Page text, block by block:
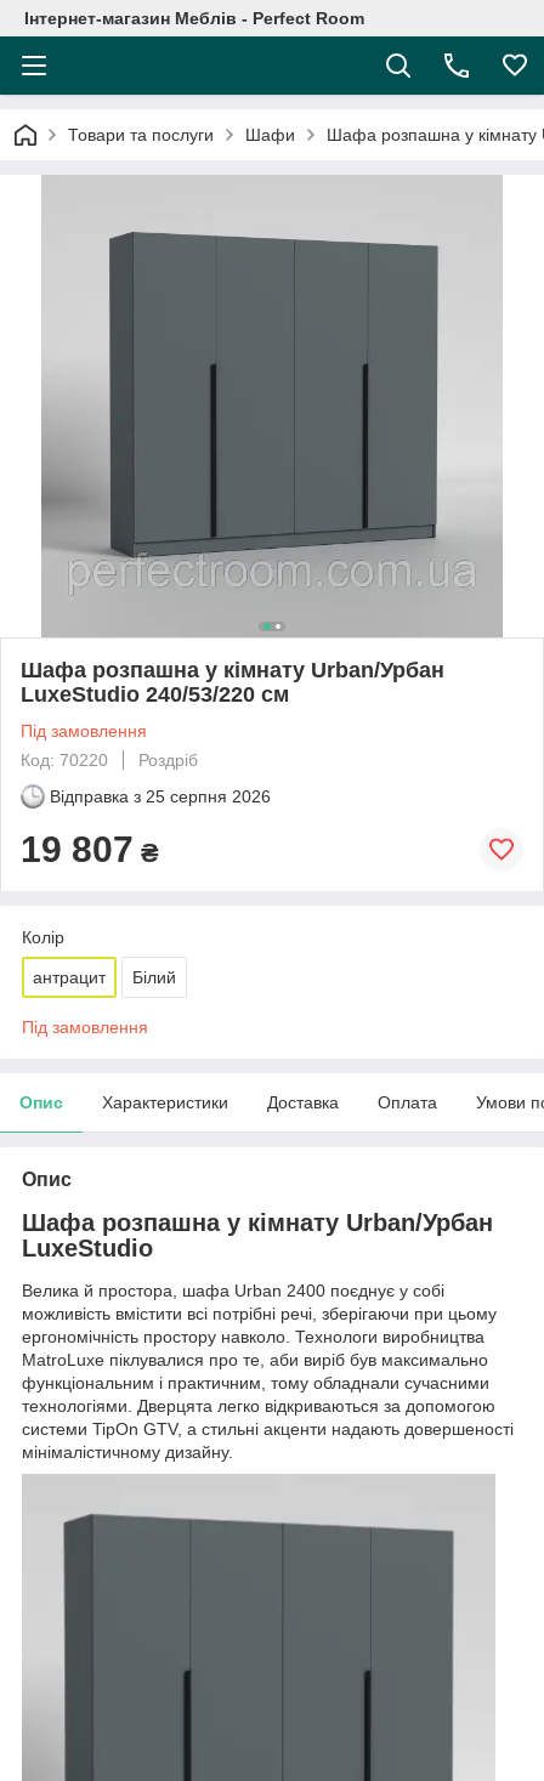
Інтернет-магазин Меблів - Perfect Room
Товари та послуги Шафи Шафа розпашна у
Шафа розпашна у кімнату Urban/Урбан
LuxeStudio 240/53/220 см
Під замовлення
Код: 70220
Роздріб
Відправка з 25 серпня 2026
19 807 ₴
Колір
антрацит Білий
Під замовлення
Опис Характеристики Доставка Оплата Умови
Опис
Шафа розпашна у кімнату Urban/Урбан
LuxeStudio
Велика й простора, шафа Urban 2400 поєднує у собі
можливість вмістити всі потрібні речі, зберігаючи при цьому
ергономічність простору навколо. Технологи виробництва
MatroLuxe піклувалися про те, аби виріб був максимально
функціональним і практичним, тому обладнали сучасними
технологіями. Дверцята легко відкриваються за допомогою
системи TipOn GTV, а стильні акценти надають довершеності
мінімалістичному дизайну.